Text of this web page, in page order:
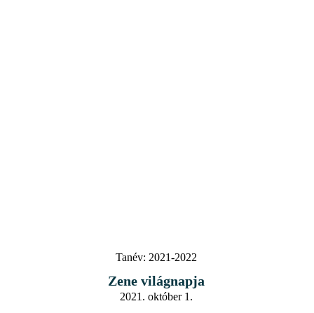
Tanév: 2021-2022
Zene világnapja
2021. október 1.